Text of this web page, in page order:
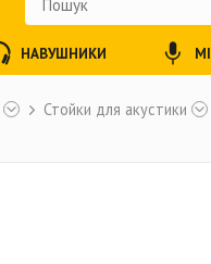
Стойки для акустики
НАВУШНИКИ